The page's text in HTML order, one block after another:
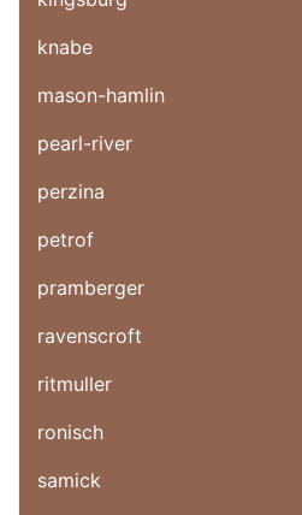
knabe
mason-hamlin
pearl-river
perzina
petrof
pramberger
ravenscroft
ritmuller
ronisch
samick